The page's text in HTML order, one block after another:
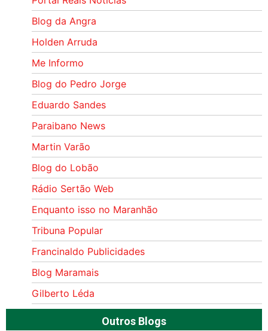
Blog da Angra
Holden Arruda
Me Informo
Blog do Pedro Jorge
Eduardo Sandes
Paraibano News
Martin Varão
Blog do Lobão
Rádio Sertão Web
Enquanto isso no Maranhão
Tribuna Popular
Francinaldo Publicidades
Blog Maramais
Gilberto Léda
Outros Blogs